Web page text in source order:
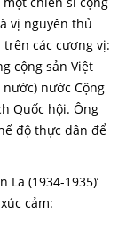
vị nguyên thủ
các cương vị:
cộng sản Việt
nước Cộng
Quốc hội. Ông
độ thực dân để
(1934-1935)’
cảm: